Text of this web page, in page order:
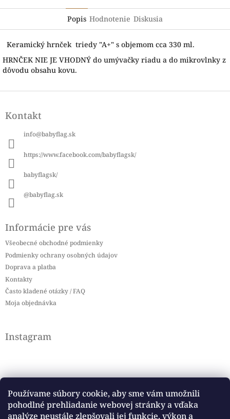
Používame súbory cookie, aby sme vám umožnili
pohodlné prehliadanie webovej stránky a vďaka
analýze neustále zlepšovali jej funkcie, výkon a
Popis Hodnotenie Diskusia
Keramický hrnček triedy "A+" s objemom cca 330 ml.
HRNČEK NIE JE VHODNÝ do umývačky riadu a do mikrovlnky z
dôvodu obsahu kovu.
pKontakt
info@babyflag.sk
https://www.facebook.com/babyflagsk/
babyflagsk/
@babyflag.sk
Informácie pre vás
Všeobecné obchodné podmienky
Podmienky ochrany osobných údajov
Doprava a platba
Kontakty
Často kladené otázky / FAQ
Moja objednávka
Instagram
Sledovať na Instagrame